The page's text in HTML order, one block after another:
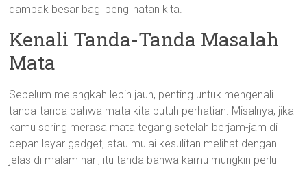
dampak besar bagi penglihatan kita.
Kenali Tanda-Tanda Masalah
Mata
Sebelum melangkah lebih jauh, penting untuk mengenali
tanda-tanda bahwa mata kita butuh perhatian. Misalnya, jika
kamu sering merasa mata tegang setelah berjam-jam di
depan layar gadget, atau mulai kesulitan melihat dengan
jelas di malam hari, itu tanda bahwa kamu mungkin perlu